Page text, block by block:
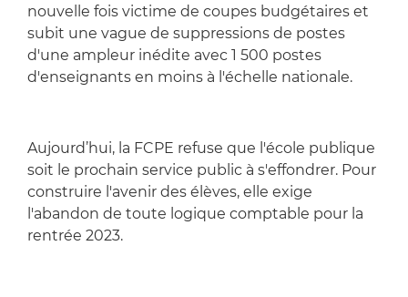
nouvelle fois victime de coupes budgétaires et
subit une vague de suppressions de postes
d'une ampleur inédite avec 1 500 postes
d'enseignants en moins à l'échelle nationale.
Aujourd’hui, la FCPE refuse que l'école publique
soit le prochain service public à s'effondrer. Pour
construire l'avenir des élèves, elle exige
l'abandon de toute logique comptable pour la
rentrée 2023.